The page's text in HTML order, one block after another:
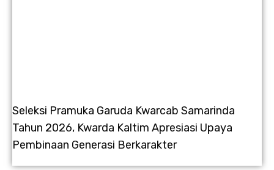
Seleksi Pramuka Garuda Kwarcab Samarinda
Tahun 2026, Kwarda Kaltim Apresiasi Upaya
Pembinaan Generasi Berkarakter